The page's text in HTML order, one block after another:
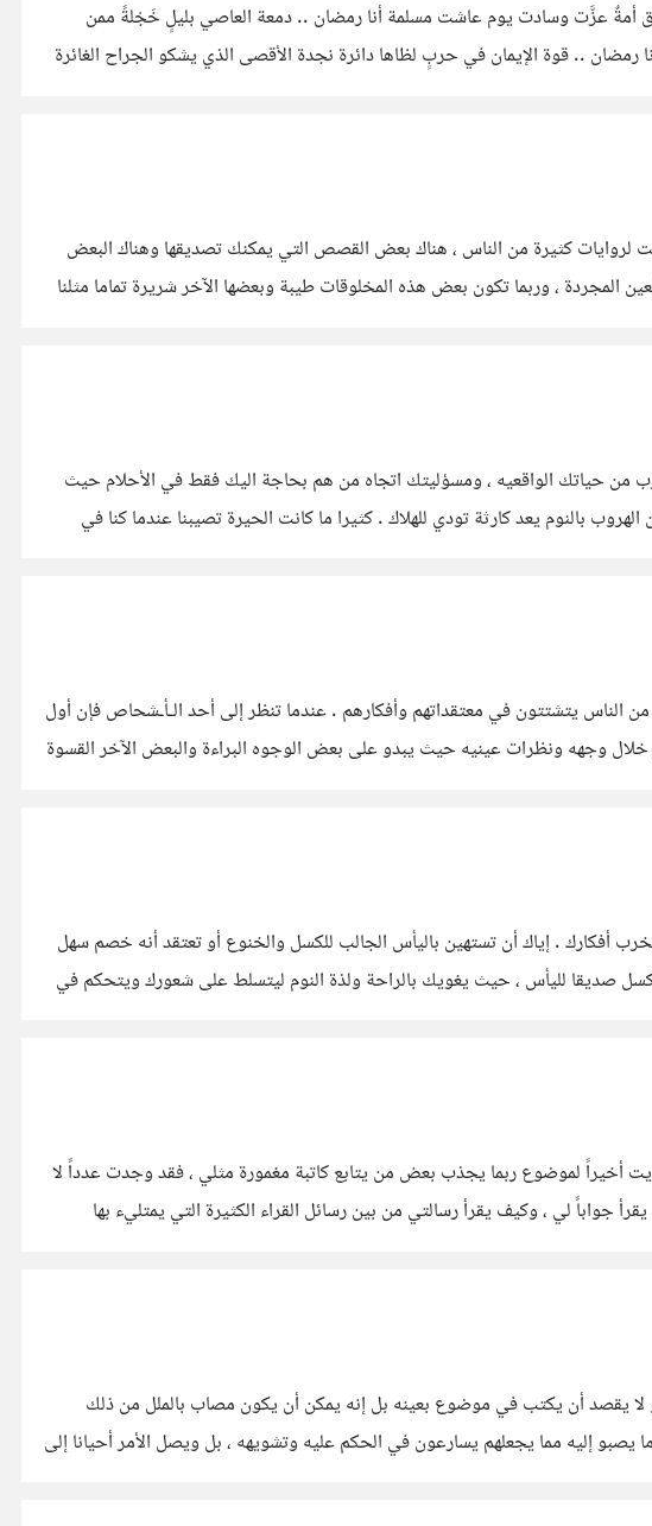
أنا رمضان .. أسكب الأنوار فجرًا في قلوب مظلمة أملأ الأرواح طهرًا في نفوس هائمة أجعل التقوى دليلاً كي تعود إلى الطريق أمةٌ عزَّت وسادت يوم عاشت مسلمة أنا رمضان .. دمعة العاصي بليلٍ خَجْلةً ممن
سجدة الملهوف للرحمن يستجدي رضاه موجة الإيمان ألقت نحو شطآن النجاه نفحةٌ من فضل ربي جلَّ ربي في علاه أنا رمضان .. قوة الإيمان في حربٍ لظاها دائرة نجدة الأقصى الذي يشكو الجراح الغائرة
لروايات كثيرة من الناس ، هناك بعض القصص التي يمكنك تصديقها وهناك البعض
المجردة ، وربما تكون بعض هذه المخلوقات طيبة وبعضها الآخر شريرة تماما مثلنا
من حياتك الواقعيه ، ومسؤليتك اتجاه من هم بحاجة اليك فقط في الأحلام حيث
بالنوم يعد كارثة تودي للهلاك . كثيرا ما كانت الحيرة تصيبنا عندما كنا في
الناس يتشتتون في معتقداتهم وأفكارهم . عندما تنظر إلى أحد الـأـشحاص فإن أول
وجهه ونظرات عينيه حيث يبدو على بعض الوجوه البراءة والبعض الآخر القسوة
أفكارك . إياك أن تستهين باليأس الجالب للكسل والخنوع أو تعتقد أنه خصم سهل
صديقا لليأس ، حيث يغويك بالراحة ولذة النوم ليتسلط على شعورك ويتحكم في
ولكني اهتديت أخيراً لموضوع ربما يجذب بعض من يتابع كاتبة مغمورة مثلي ، فقد وجدت عدداً لا
جواباً لي ، وكيف يقرأ رسالتي من بين رسائل القراء الكثيرة التي يمتليء بها
لا يقصد أن يكتب في موضوع بعينه بل إنه يمكن أن يكون مصاب بالملل من ذلك
يصبو إليه مما يجعلهم يسارعون في الحكم عليه وتشويهه ، بل ويصل الأمر أحيانا إلى